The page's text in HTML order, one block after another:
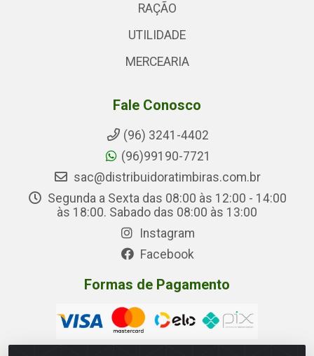
RAÇÃO
UTILIDADE
MERCEARIA
Fale Conosco
(96) 3241-4402
(96)99190-7721
sac@distribuidoratimbiras.com.br
Segunda a Sexta das 08:00 às 12:00 - 14:00
às 18:00. Sabado das 08:00 às 13:00
Instagram
Facebook
Formas de Pagamento